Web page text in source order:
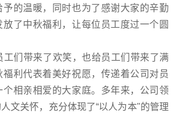
予的温暖，同时也为了感谢大家的辛勤
了中秋福利，让每位员工度过一个圆
们带来了欢笑，也给员工们带来了满
利代表着美好祝愿，传递着公司对员
个相亲相爱的大家庭。多年来，公司领
文关怀，充分体现了“以人为本"的管理